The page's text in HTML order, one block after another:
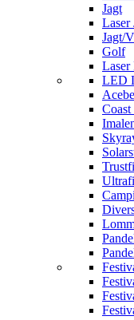
Jagt
Laser
Jagt/
Golf
Laser
LED